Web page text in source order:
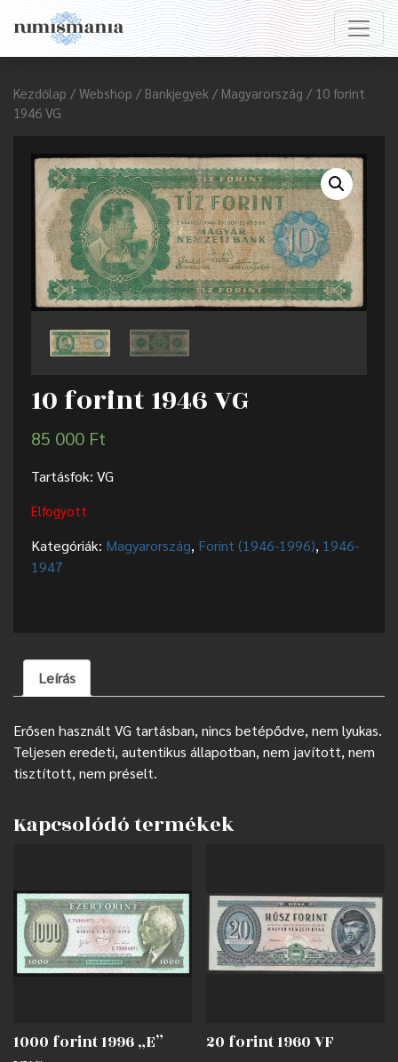
Kezdőlap / Webshop / Bankjegyek / Magyarország / 10 forint
1946 VG
10 forint 1946 VG
85 000 Ft
Tartásfok: VG
Elfogyott
Kategóriák: Magyarország, Forint (1946-1996), 1946-
1947
Leírás
Erősen használt VG tartásban, nincs betépődve, nem lyukas.
Teljesen eredeti, autentikus állapotban, nem javított, nem
tisztított, nem préselt.
Kapcsolódó termékek
1000 forint 1996 „E”
20 forint 1960 VF